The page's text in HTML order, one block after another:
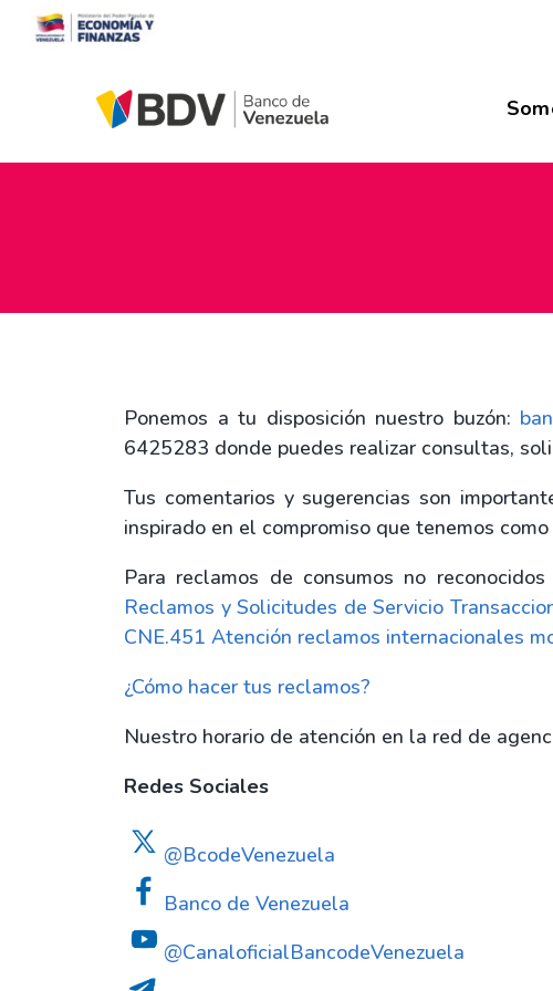
Ponemos a tu disposición nuestro buzón:
6425283 donde puedes realizar consultas,
Tus comentarios y sugerencias son
inspirado en el compromiso que tenemos
Para reclamos de consumos no
Reclamos y Solicitudes de Servicio
CNE.451 Atención reclamos internacionales
¿Cómo hacer tus reclamos?
Nuestro horario de atención en la red de
Redes Sociales
@BcodeVenezuela
Banco de Venezuela
@CanaloficialBancodeVenezuela